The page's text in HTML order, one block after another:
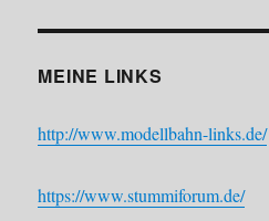
MEINE LINKS
http://www.modellbahn-links.de/
https://www.stummiforum.de/